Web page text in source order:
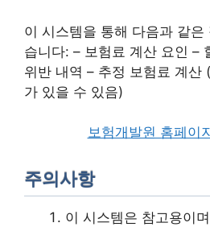
이 시스템을 통해 다음과 같은
습니다: – 보험료 계산 요인 –
위반 내역 – 추정 보험료 계산
가 있을 수 있음)
보험개발원 홈페이
주의사항
이 시스템은 참고용이